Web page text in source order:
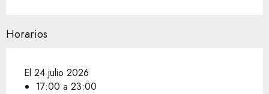
Horarios
El 24 julio 2026
17:00 a 23:00